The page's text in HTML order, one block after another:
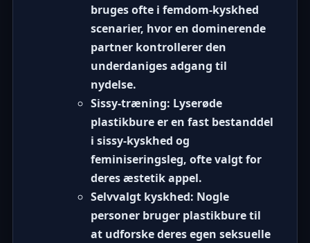
bruges ofte i femdom-kyskhed
scenarier, hvor en dominerende
partner kontrollerer den
underdaniges adgang til
nydelse.
Sissy-træning: Lyserøde
plastikbure er en fast bestanddel
i sissy-kyskhed og
feminiseringsleg, ofte valgt for
deres æstetik appel.
Selvvalgt kyskhed: Nogle
personer bruger plastikbure til
at udforske deres egen seksuelle